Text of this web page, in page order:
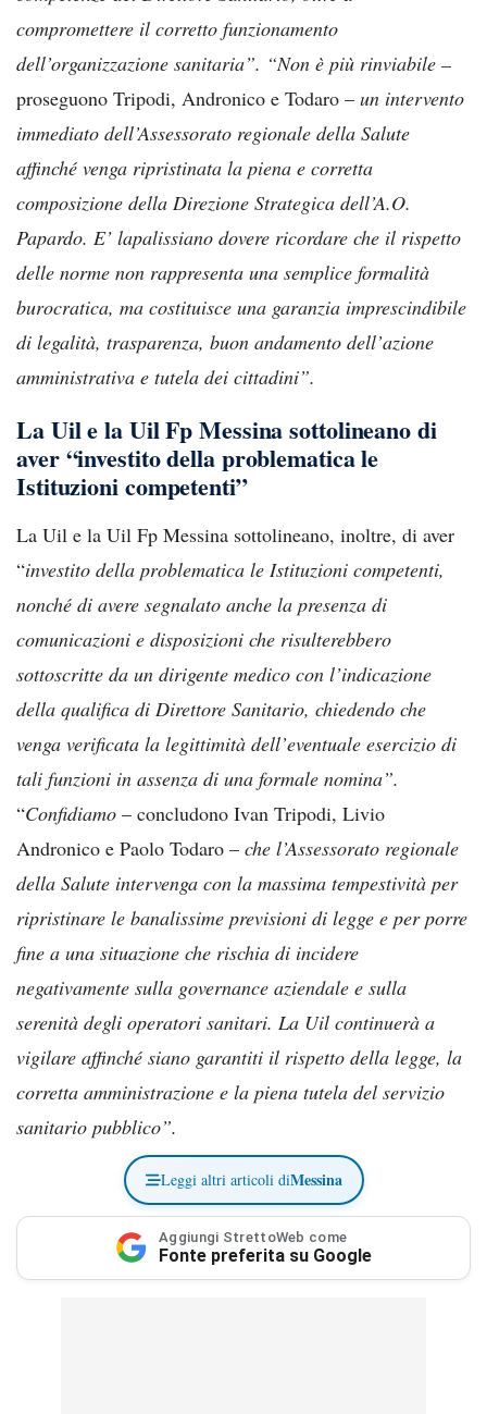
compromettere il corretto funzionamento
dell’organizzazione sanitaria”. “Non è più rinviabile –
proseguono Tripodi, Andronico e Todaro – un intervento
immediato dell’Assessorato regionale della Salute
affinché venga ripristinata la piena e corretta
composizione della Direzione Strategica dell’A.O.
Papardo. E’ lapalissiano dovere ricordare che il rispetto
delle norme non rappresenta una semplice formalità
burocratica, ma costituisce una garanzia imprescindibile
di legalità, trasparenza, buon andamento dell’azione
amministrativa e tutela dei cittadini”.
La Uil e la Uil Fp Messina sottolineano di
aver “investito della problematica le
Istituzioni competenti”
La Uil e la Uil Fp Messina sottolineano, inoltre, di aver
“investito della problematica le Istituzioni competenti,
nonché di avere segnalato anche la presenza di
comunicazioni e disposizioni che risulterebbero
sottoscritte da un dirigente medico con l’indicazione
della qualifica di Direttore Sanitario, chiedendo che
venga verificata la legittimità dell’eventuale esercizio di
tali funzioni in assenza di una formale nomina”.
“Confidiamo – concludono Ivan Tripodi, Livio
Andronico e Paolo Todaro – che l’Assessorato regionale
della Salute intervenga con la massima tempestività per
ripristinare le banalissime previsioni di legge e per porre
fine a una situazione che rischia di incidere
negativamente sulla governance aziendale e sulla
serenità degli operatori sanitari. La Uil continuerà a
vigilare affinché siano garantiti il rispetto della legge, la
corretta amministrazione e la piena tutela del servizio
sanitario pubblico”.
Leggi altri articoli diMessina
Aggiungi StrettoWeb come
Fonte preferita su Google